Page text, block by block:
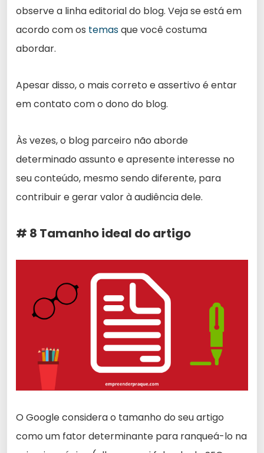
observe a linha editorial do blog. Veja se está em
acordo com os temasque você costuma
abordar.
Apesar disso, o mais correto e assertivo é entar
em contato com o dono do blog.
Às vezes, o blog parceiro não aborde
determinado assunto e apresente interesse no
seu conteúdo, mesmo sendo diferente, para
contribuir e gerar valor à audiência dele.
# 8 Tamanho ideal do artigo
O Google considera o tamanho do seu artigo
como um fator determinante para ranqueá-lo na